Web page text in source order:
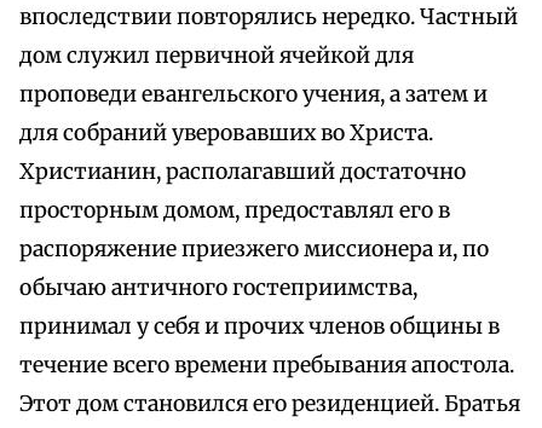
впоследствии повторялись нередко. Частный
дом служил первичной ячейкой для
проповеди евангельского учения, а затем и
для собраний уверовавших во Христа.
Христианин, располагавший достаточно
просторным домом, предоставлял его в
распоряжение приезжего миссионера и, по
обычаю античного гостеприимства,
принимал у себя и прочих членов общины в
течение всего времени пребывания апостола.
Этот дом становился его резиденцией. Братья